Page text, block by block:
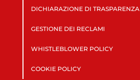
DICHIARAZIONE DI TRASPARENZA
GESTIONE DEI RECLAMI
WHISTLEBLOWER POLICY
COOKIE POLICY